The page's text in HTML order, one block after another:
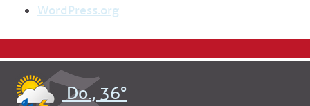
WordPress.org
Do., 36°